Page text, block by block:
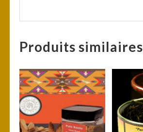
Produits similaires